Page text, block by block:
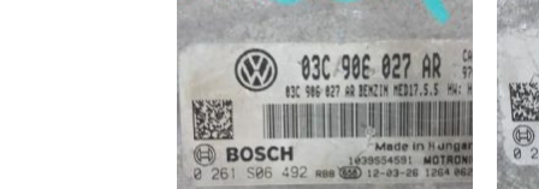
İstek
Listeme
Ekle